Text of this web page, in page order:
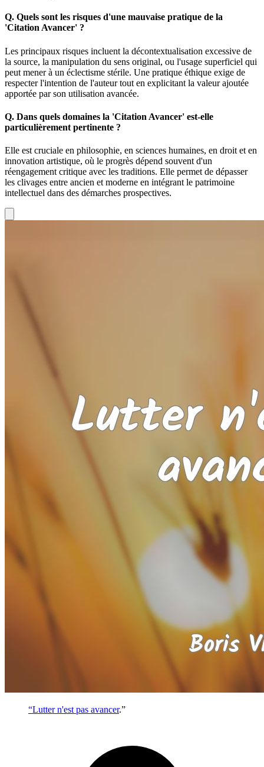
Q. Quels sont les risques d'une mauvaise pratique de la
'Citation Avancer' ?
Les principaux risques incluent la décontextualisation excessive de
la source, la manipulation du sens original, ou l'usage superficiel qui
peut mener à un éclectisme stérile. Une pratique éthique exige de
respecter l'intention de l'auteur tout en explicitant la valeur ajoutée
apportée par son utilisation avancée.
Q. Dans quels domaines la 'Citation Avancer' est-elle
particulièrement pertinente ?
Elle est cruciale en philosophie, en sciences humaines, en droit et en
innovation artistique, où le progrès dépend souvent d'un
réengagement critique avec les traditions. Elle permet de dépasser
les clivages entre ancien et moderne en intégrant le patrimoine
intellectuel dans des démarches prospectives.
“Lutter n'est pas avancer.”